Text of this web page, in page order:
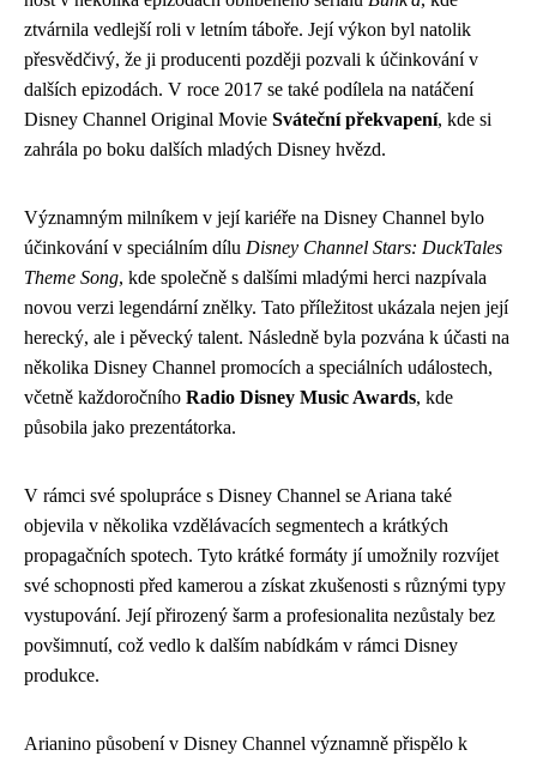
ztvárnila vedlejší roli v letním táboře. Její výkon byl natolik
přesvědčivý, že ji producenti později pozvali k účinkování v
dalších epizodách. V roce 2017 se také podílela na natáčení
Disney Channel Original Movie Sváteční překvapení, kde si
zahrála po boku dalších mladých Disney hvězd.
Významným milníkem v její kariéře na Disney Channel bylo
účinkování v speciálním dílu Disney Channel Stars: DuckTales
Theme Song, kde společně s dalšími mladými herci nazpívala
novou verzi legendární znělky. Tato příležitost ukázala nejen její
herecký, ale i pěvecký talent. Následně byla pozvána k účasti na
několika Disney Channel promocích a speciálních událostech,
včetně každoročního Radio Disney Music Awards, kde
působila jako prezentátorka.
V rámci své spolupráce s Disney Channel se Ariana také
objevila v několika vzdělávacích segmentech a krátkých
propagačních spotech. Tyto krátké formáty jí umožnily rozvíjet
své schopnosti před kamerou a získat zkušenosti s různými typy
vystupování. Její přirozený šarm a profesionalita nezůstaly bez
povšimnutí, což vedlo k dalším nabídkám v rámci Disney
produkce.
Arianino působení v Disney Channel významně přispělo k